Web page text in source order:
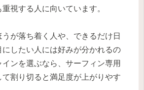
視する人に向いています。
が落ち着く人や、できるだけ日
したい人には好みが分かれるの
ンを選ぶなら、サーフィン専用
割り切ると満足度が上がりやす